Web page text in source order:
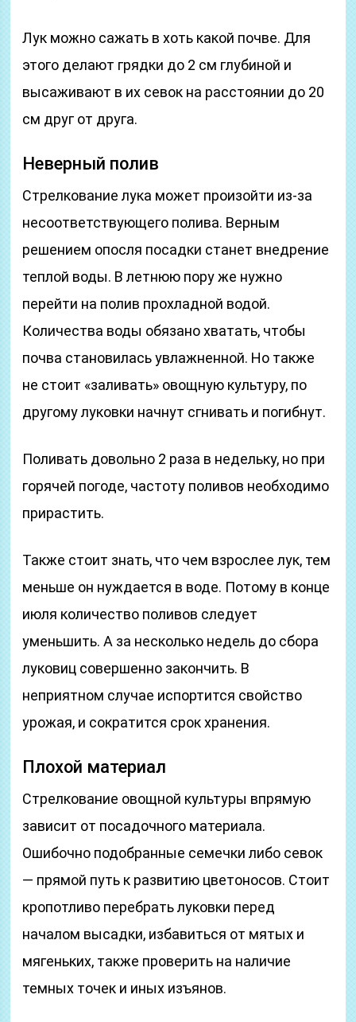
Лук можно сажать в хоть какой почве. Для
этого делают грядки до 2 см глубиной и
высаживают в их севок на расстоянии до 20
см друг от друга.
Неверный полив
Стрелкование лука может произойти из-за
несоответствующего полива. Верным
решением опосля посадки станет внедрение
теплой воды. В летнюю пору же нужно
перейти на полив прохладной водой.
Количества воды обязано хватать, чтобы
почва становилась увлажненной. Но также
не стоит «заливать» овощную культуру, по
другому луковки начнут сгнивать и погибнут.
Поливать довольно 2 раза в недельку, но при
горячей погоде, частоту поливов необходимо
прирастить.
Также стоит знать, что чем взрослее лук, тем
меньше он нуждается в воде. Потому в конце
июля количество поливов следует
уменьшить. А за несколько недель до сбора
луковиц совершенно закончить. В
неприятном случае испортится свойство
урожая, и сократится срок хранения.
Плохой материал
Стрелкование овощной культуры впрямую
зависит от посадочного материала.
Ошибочно подобранные семечки либо севок
— прямой путь к развитию цветоносов. Стоит
кропотливо перебрать луковки перед
началом высадки, избавиться от мятых и
мягеньких, также проверить на наличие
темных точек и иных изъянов.